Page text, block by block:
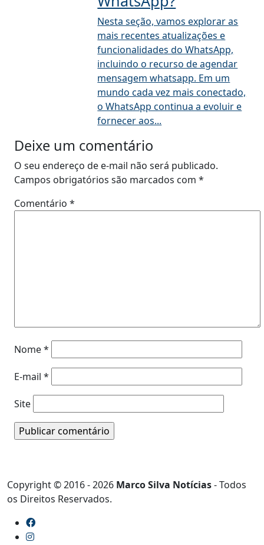
Nesta seção, vamos explorar as
mais recentes atualizações e
funcionalidades do WhatsApp,
incluindo o recurso de agendar
mensagem whatsapp. Em um
mundo cada vez mais conectado,
o WhatsApp continua a evoluir e
fornecer aos...
Deixe um comentário
O seu endereço de e-mail não será publicado.
Campos obrigatórios são marcados com *
Comentário *
Nome*
E-mail *
Site
Copyright © 2016 - 2026 Marco Silva Notícias- Todos
os Direitos Reservados.